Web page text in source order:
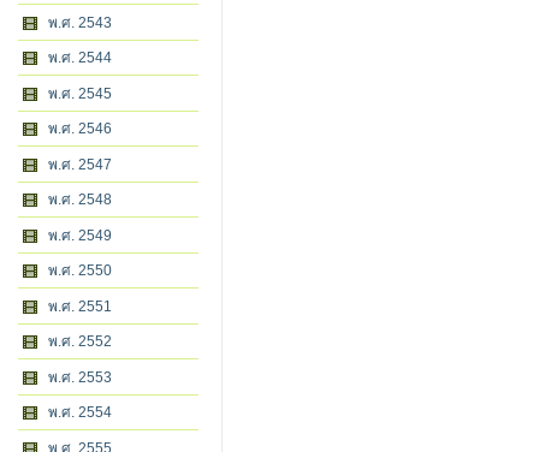
พ.ศ. 2543
พ.ศ. 2544
พ.ศ. 2545
พ.ศ. 2546
พ.ศ. 2547
พ.ศ. 2548
พ.ศ. 2549
พ.ศ. 2550
พ.ศ. 2551
พ.ศ. 2552
พ.ศ. 2553
พ.ศ. 2554
พ.ศ. 2555